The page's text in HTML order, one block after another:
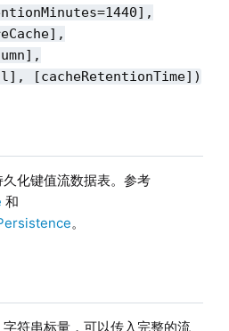
[cacheRetentionTime])
化键值流数据表。参考
和
。
符串标量，可以传入完整的流